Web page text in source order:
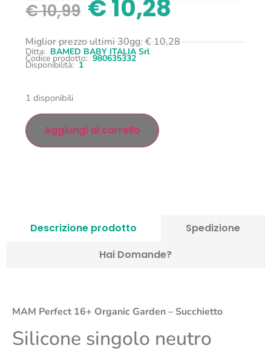
€10,99 €10,28
Miglior prezzo ultimi 30gg:€10,28
Ditta: BAMED BABY ITALIA Srl
Codice prodotto: 980635332
Disponibilità: 1
1 disponibili
Aggiungi al carrello
Descrizione prodotto
Spedizione
Hai Domande?
MAM Perfect 16+ Organic Garden – Succhietto
Silicone singolo neutro